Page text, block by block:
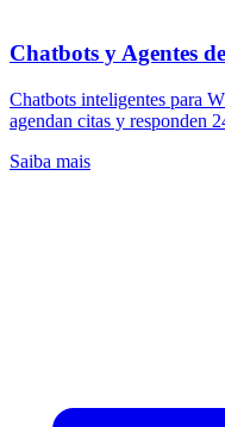
Chatbots y Agentes
Chatbots inteligentes para
agendan citas y responden
Saiba mais